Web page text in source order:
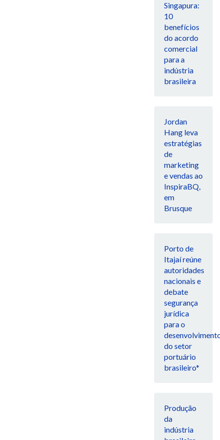
Singapura:
10
benefícios
do acordo
comercial
para a
indústria
brasileira
Jordan
Hang leva
estratégias
de
marketing
e vendas ao
InspiraBQ,
em
Brusque
Porto de
Itajaí reúne
autoridades
nacionais e
debate
segurança
jurídica
para o
do setor
portuário
brasileiro*
Produção
da
indústria